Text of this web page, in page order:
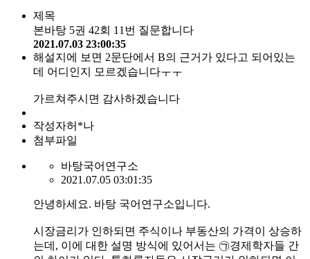
제목
본바탕 5권 42회 11번 질문합니다
2021.07.03 23:00:35
해설지에 보면 2문단에서 B의 근거가 있다고 되어있는
데 어디인지 모르겠습니다ㅜㅜ
가르쳐주시면 감사하겠습니다
작성자허*나
첨부파일
바탕국어연구소
2021.07.05 03:01:35
안녕하세요. 바탕 국어연구소입니다.
시장금리가 인하되면 주식이나 부동산의 가격이 상승하
는데, 이에 대한 설명 방식에 있어서는 ㉠경제학자들 간